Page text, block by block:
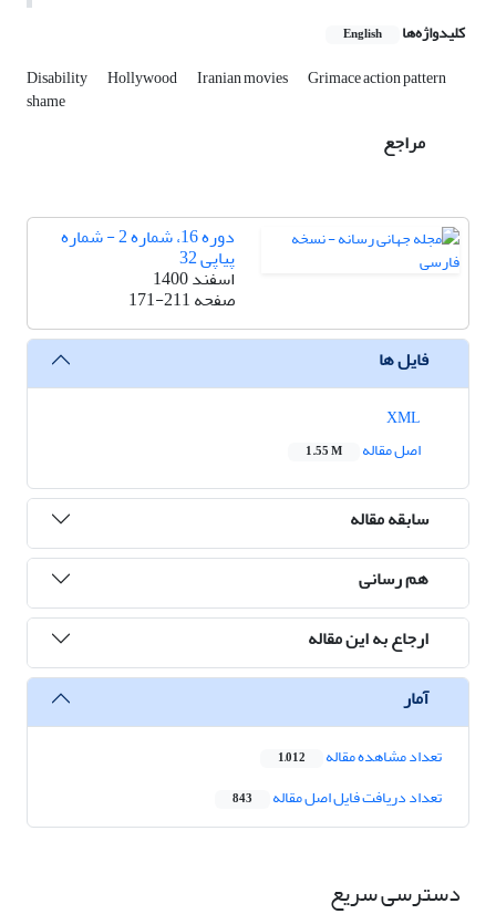
کلیدواژه‌ها English
Disability Hollywood Iranian movies Grimace action pattern
shame
مراجع
دوره 16، شماره 2 - شماره
پیاپی 32
اسفند 1400
صفحه171-211
فایل ها
اصل مقاله
1.55 M
سابقه مقاله
هم رسانی
ارجاع به این مقاله
آمار
تعداد مشاهده مقاله 1,012
تعداد دریافت فایل اصل مقاله 843
دسترسی سریع